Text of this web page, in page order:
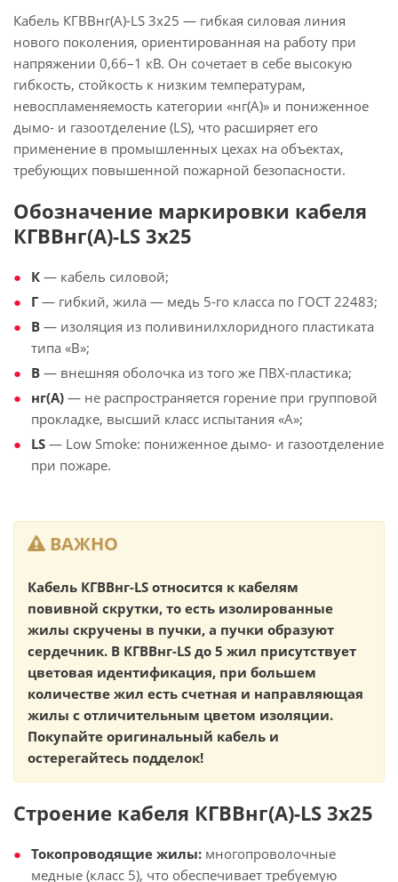
Кабель КГВВнг(А)-LS 3х25 — гибкая силовая линия
нового поколения, ориентированная на работу при
напряжении 0,66–1 кВ. Он сочетает в себе высокую
гибкость, стойкость к низким температурам,
невоспламеняемость категории «нг(А)» и пониженное
дымо- и газоотделение (LS), что расширяет его
применение в промышленных цехах на объектах,
требующих повышенной пожарной безопасности.
Обозначение маркировки кабеля
КГВВнг(А)-LS 3х25
К — кабель силовой;
Г — гибкий, жила — медь 5-го класса по ГОСТ 22483;
В — изоляция из поливинилхлоридного пластиката
типа «В»;
В — внешняя оболочка из того же ПВХ-пластика;
нг(А) — не распространяется горение при групповой
прокладке, высший класс испытания «А»;
LS — Low Smoke: пониженное дымо- и газоотделение
при пожаре.
ВАЖНО
Кабель КГВВнг-LS относится к кабелям
повивной скрутки, то есть изолированные
жилы скручены в пучки, а пучки образуют
сердечник. В КГВВнг-LS до 5 жил присутствует
цветовая идентификация, при большем
количестве жил есть счетная и направляющая
жилы с отличительным цветом изоляции.
Покупайте оригинальный кабель и
остерегайтесь подделок!
Строение кабеля КГВВнг(А)-LS 3х25
Токопроводящие жилы: многопроволочные
медные (класс 5), что обеспечивает требуемую